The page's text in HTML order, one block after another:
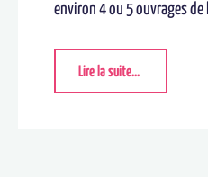
environ 4 ou 5 ouvrages
Lire la suite...